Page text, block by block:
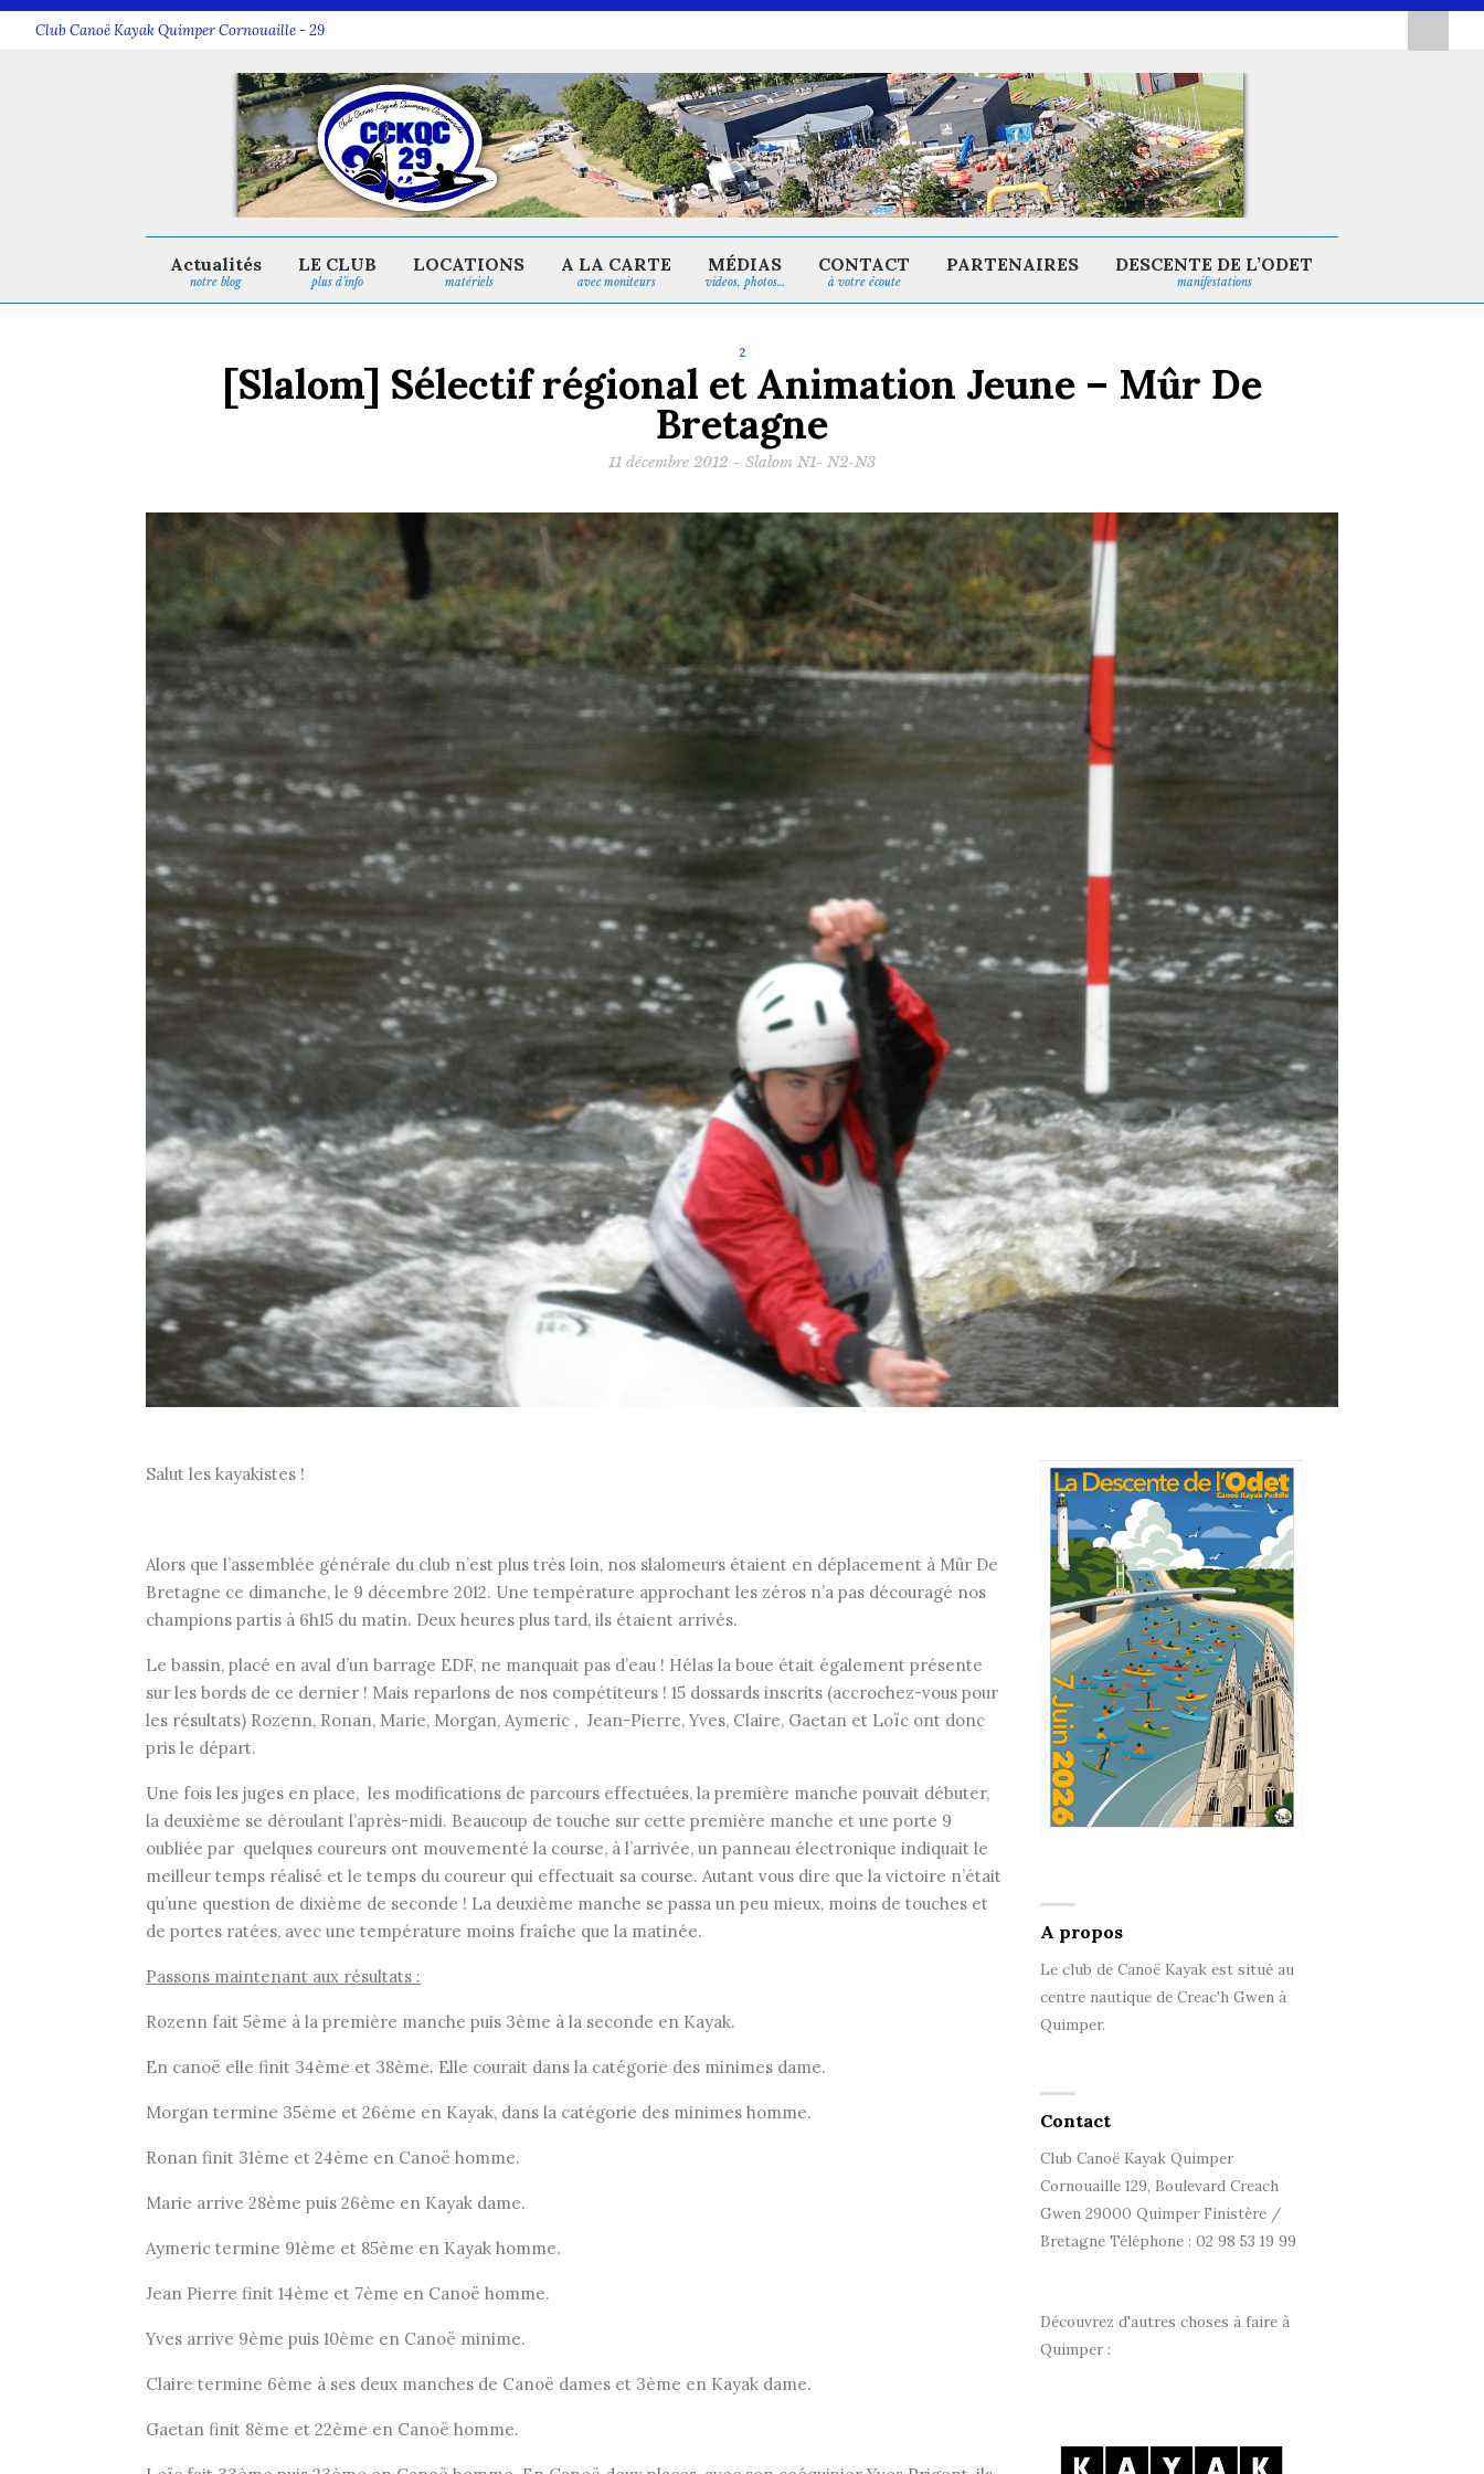
Club Canoë Kayak Quimper Cornouaille - 29
notre blog
Actualités
plus d’info
LE CLUB
matériels
LOCATIONS
avec moniteurs
A LA CARTE
videos, photos…
MÉDIAS
à votre écoute
CONTACT PARTENAIRES
manifestations
DESCENTE DE L’ODET
2
[Slalom] Sélectif régional et Animation Jeune – Mûr De
Bretagne
11 décembre 2012 - Slalom N1- N2-N3
Salut les kayakistes !
Alors que l’assemblée générale du club n’est plus très loin, nos slalomeurs étaient en déplacement à Mûr De
Bretagne ce dimanche, le 9 décembre 2012. Une température approchant les zéros n’a pas découragé nos
champions partis à 6h15 du matin. Deux heures plus tard, ils étaient arrivés.
Le bassin, placé en aval d’un barrage EDF, ne manquait pas d’eau ! Hélas la boue était également présente
sur les bords de ce dernier ! Mais reparlons de nos compétiteurs ! 15 dossards inscrits (accrochez-vous pour
les résultats) Rozenn, Ronan, Marie, Morgan, Aymeric , Jean-Pierre, Yves, Claire, Gaetan et Loïc ont donc
pris le départ.
Une fois les juges en place, les modifications de parcours effectuées, la première manche pouvait débuter,
la deuxième se déroulant l’après-midi. Beaucoup de touche sur cette première manche et une porte 9
oubliée par quelques coureurs ont mouvementé la course, à l’arrivée, un panneau électronique indiquait le
meilleur temps réalisé et le temps du coureur qui effectuait sa course. Autant vous dire que la victoire n’était
qu’une question de dixième de seconde ! La deuxième manche se passa un peu mieux, moins de touches et
de portes ratées, avec une température moins fraîche que la matinée.
Passons maintenant aux résultats :
Rozenn fait 5ème à la première manche puis 3ème à la seconde en Kayak.
En canoë elle finit 34ème et 38ème. Elle courait dans la catégorie des minimes dame.
Morgan termine 35ème et 26ème en Kayak, dans la catégorie des minimes homme.
Ronan finit 31ème et 24ème en Canoë homme.
Marie arrive 28ème puis 26ème en Kayak dame.
Aymeric termine 91ème et 85ème en Kayak homme.
Jean Pierre finit 14ème et 7ème en Canoë homme.
Yves arrive 9ème puis 10ème en Canoë minime.
Claire termine 6ème à ses deux manches de Canoë dames et 3ème en Kayak dame.
Gaetan finit 8ème et 22ème en Canoë homme.
A propos
Le club de Canoë Kayak est situé au
centre nautique de Creac'h Gwen à
Quimper.
Contact
Club Canoë Kayak Quimper
Cornouaille 129, Boulevard Creach
Gwen 29000 Quimper Finistère /
Bretagne Téléphone : 02 98 53 19 99
Découvrez d'autres choses à faire à
Quimper :